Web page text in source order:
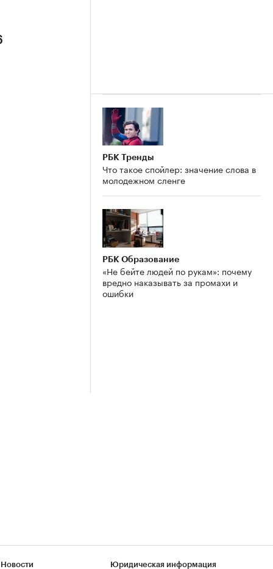
РБК Тренды
Что такое спойлер: значение слова в
молодежном сленге
РБК Образование
«Не бейте людей по рукам»: почему
вредно наказывать за промахи и
ошибки
Юридическая информация